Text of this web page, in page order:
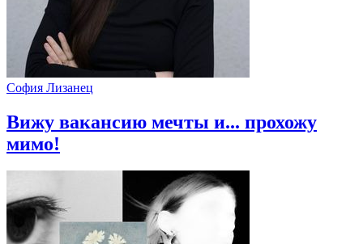
София Лизанец
Вижу вакансию мечты и... прохожу
мимо!